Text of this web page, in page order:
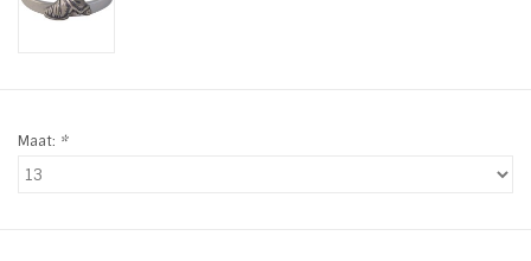
LIFESTYLE PRODUCTEN
Maat: *